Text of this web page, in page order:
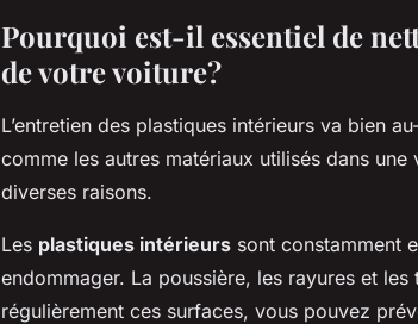
Pourquoi est-il essentiel de
de votre voiture?
L’entretien des plastiques intérieurs va bien
comme les autres matériaux utilisés dans
diverses raisons.
Les plastiques intérieurs sont constamment
endommager. La poussière, les rayures et
régulièrement ces surfaces, vous pouvez